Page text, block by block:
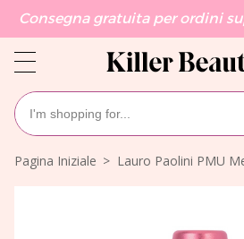
Consegna gratuita per ordini
Pagina Iniziale Lauro Paolini PMU